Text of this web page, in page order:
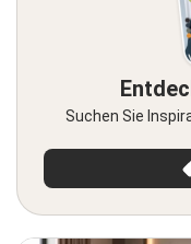
Suchen Sie